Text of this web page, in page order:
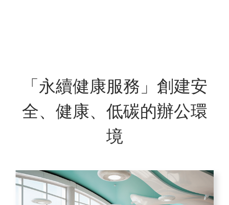
「永續健康服務」創建安
全、健康、低碳的辦公環
境